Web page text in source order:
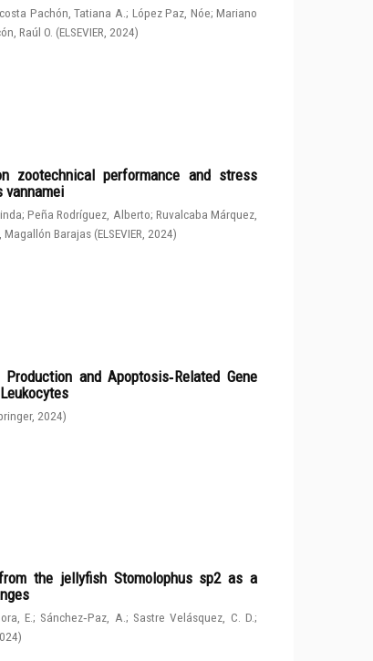
Pachón, Tatiana A. ; López Paz, Nóe;Mariano
Raúl O. (ELSEVIER 2024)
zootechnical performance and stress
vannamei
;Peña Rodríguez, Alberto; Ruvalcaba Márquez,
Magallón Barajas (ELSEVIER 2024)
and Apoptosis‑Related Gene
, 2024)
the jellyfish Stomolophus sp2 as a
E.; Sánchez‑Paz, A. ; Sastre Velásquez, C. D.;
)